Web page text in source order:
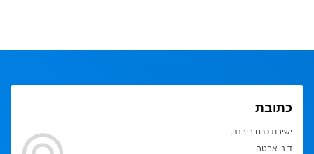
כתובת
ישיבת כרם ביבנה,
ד.נ. אבטח